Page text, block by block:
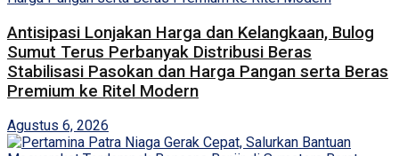
Antisipasi Lonjakan Harga dan Kelangkaan, Bulog
Sumut Terus Perbanyak Distribusi Beras
Stabilisasi Pasokan dan Harga Pangan serta Beras
Premium ke Ritel Modern
Agustus 6, 2026